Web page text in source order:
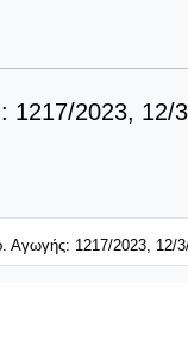
2023, 12/
1217/2023, 12/